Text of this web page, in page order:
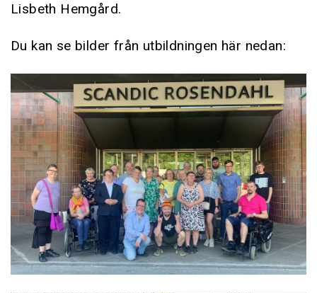
Lisbeth Hemgård.
Du kan se bilder från utbildningen här nedan: